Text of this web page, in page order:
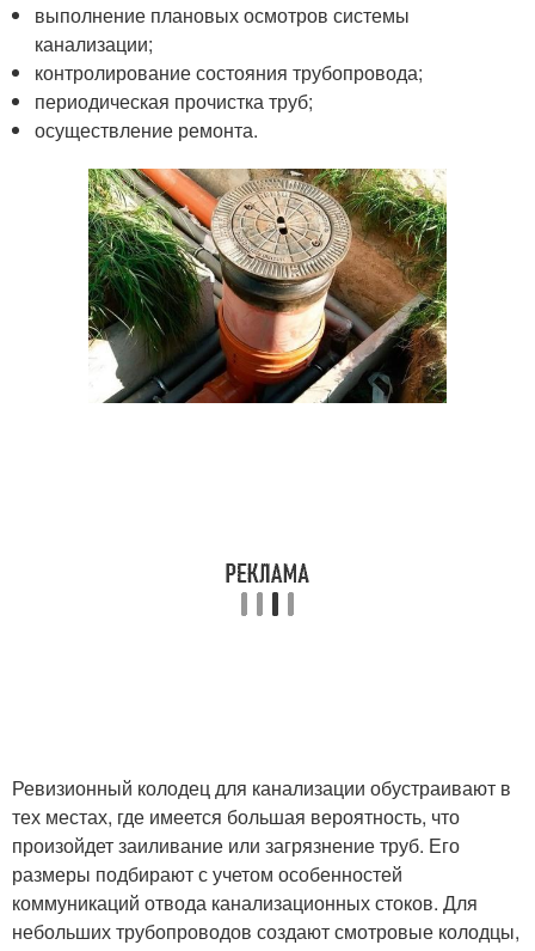
выполнение плановых осмотров системы
канализации;
контролирование состояния трубопровода;
периодическая прочистка труб;
осуществление ремонта.
Ревизионный колодец для канализации обустраивают в
тех местах, где имеется большая вероятность, что
произойдет заиливание или загрязнение труб. Его
размеры подбирают с учетом особенностей
коммуникаций отвода канализационных стоков. Для
небольших трубопроводов создают смотровые колодцы,